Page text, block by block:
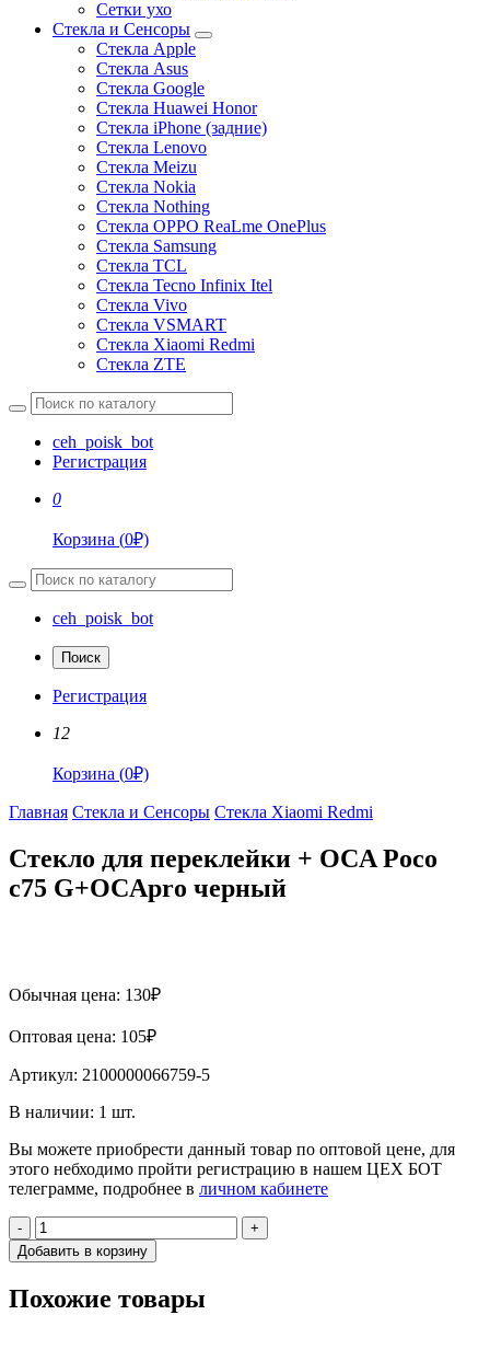
Сетки ухо
Стекла и Сенсоры
Стекла Apple
Стекла Asus
Стекла Google
Стекла Huawei Honor
Стекла iPhone (задние)
Стекла Lenovo
Стекла Meizu
Стекла Nokia
Стекла Nothing
Стекла OPPO ReaLme OnePlus
Стекла Samsung
Стекла TCL
Стекла Tecno Infinix Itel
Стекла Vivo
Стекла VSMART
Стекла Xiaomi Redmi
Стекла ZTE
ceh_poisk_bot
Регистрация
0
Корзина (0₽)
ceh_poisk_bot
Поиск
Регистрация
12
Корзина (0₽)
Главная Стекла и Сенсоры Стекла Xiaomi Redmi
Стекло для переклейки + OCA Poco
c75 G+OCApro черный
Обычная цена: 130₽
Оптовая цена: 105₽
Артикул: 2100000066759-5
В наличии: 1 шт.
Вы можете приобрести данный товар по оптовой цене, для
этого небходимо пройти регистрацию в нашем ЦЕХ БОТ
телеграмме, подробнее в личном кабинете
-
+
Добавить в корзину
Похожие товары